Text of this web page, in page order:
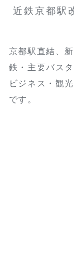
近鉄京都駅
京都駅直結、
鉄・主要バス
ビジネス・観
です。